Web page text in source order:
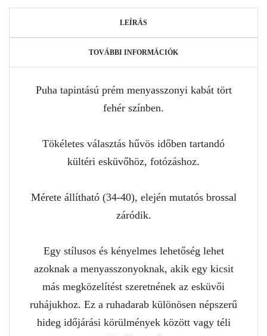
LEÍRÁS
TOVÁBBI INFORMÁCIÓK
Puha tapintású prém menyasszonyi kabát tört
fehér színben.
Tökéletes választás hűvös időben tartandó
kültéri esküvőhöz, fotózáshoz.
Mérete állítható (34-40), elején mutatós brossal
záródik.
Egy stílusos és kényelmes lehetőség lehet
azoknak a menyasszonyoknak, akik egy kicsit
más megközelítést szeretnének az esküvői
ruhájukhoz. Ez a ruhadarab különösen népszerű
hideg időjárási körülmények között vagy téli